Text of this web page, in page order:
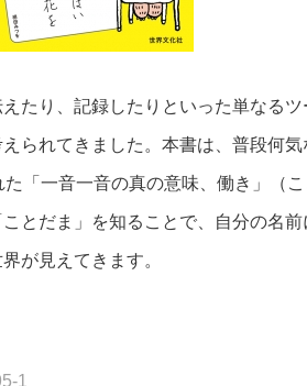
たり、記録したりといった単なる
られてきました。本書は、普段何
た「一音一音の真の意味、働き」（
とだま」を知ることで、自分の名
が見えてきます。